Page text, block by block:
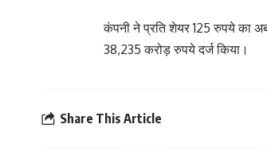
कंपनी ने प्रति शेयर 125 रुपये का
38,235 करोड़ रुपये दर्ज किया।
Share This Article